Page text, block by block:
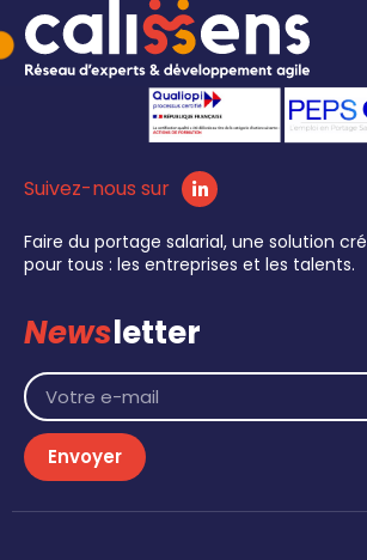
Suivez-nous sur
Faire du portage salarial, une solution
pour tous : les entreprises et les talents.
Newsletter
Envoyer